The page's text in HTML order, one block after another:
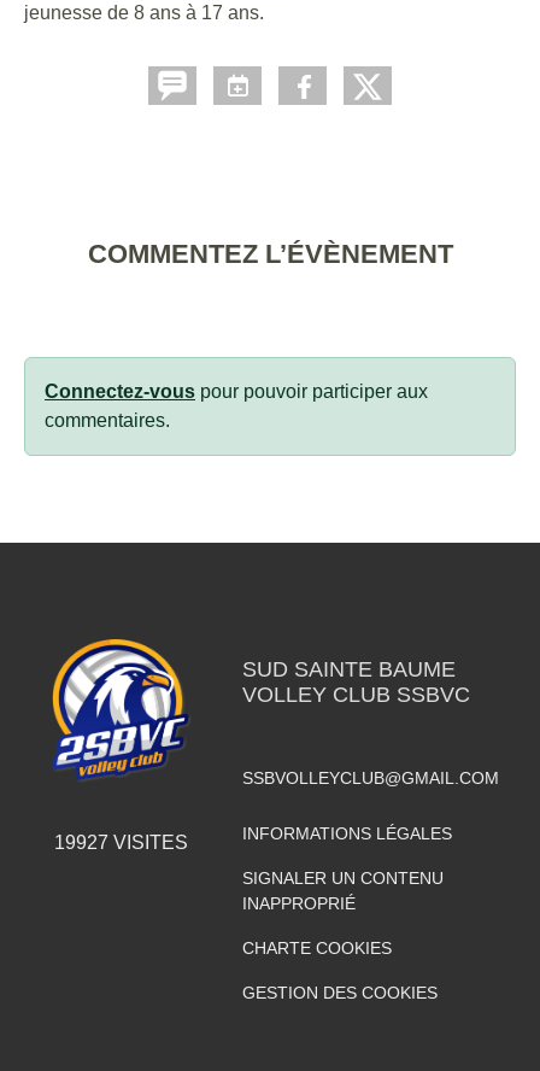
jeunesse de 8 ans à 17 ans.
COMMENTEZ L’ÉVÈNEMENT
Connectez-vous pour pouvoir participer aux
commentaires.
19927 VISITES
SUD SAINTE BAUME
VOLLEY CLUB SSBVC
SSBVOLLEYCLUB@GMAIL.COM
INFORMATIONS LÉGALES
SIGNALER UN CONTENU
INAPPROPRIÉ
CHARTE COOKIES
GESTION DES COOKIES